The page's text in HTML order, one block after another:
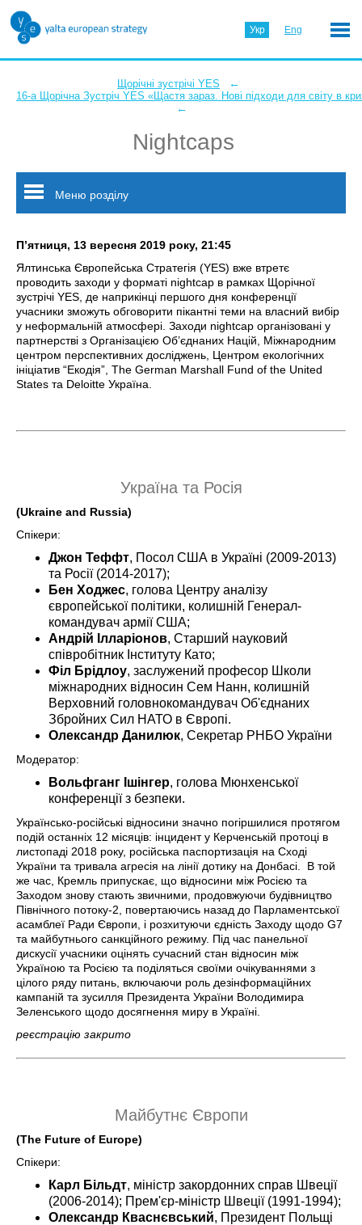
Укр Eng
Щорічні зустрічі YES ←
16-а Щорічна Зустріч YES «Щастя зараз. Нові підходи для світу в
←
Nightcaps
Меню розділу
П’ятниця, 13 вересня 2019 року, 21:45
Ялтинська Європейська Стратегія (YES) вже втретє
проводить заходи у форматі nightcap в рамках Щорічної
зустрічі YES, де наприкінці першого дня конференції
учасники зможуть обговорити пікантні теми на власний вибір
у неформальній атмосфері. Заходи nightcap організовані у
партнерстві з Організацією Об’єднаних Націй, Міжнародним
центром перспективних досліджень, Центром екологічних
ініціатив “Екодія”, The German Marshall Fund of the United
States та Deloitte Україна.
Україна та Росія
(Ukraine and Russia)
Спікери:
Джон Теффт, Посол США в Україні (2009-2013)
та Росії (2014-2017);
Бен Ходжес, голова Центру аналізу
європейської політики, колишній Генерал-
командувач армії США;
Андрій Ілларіонов, Старший науковий
співробітник Інституту Като;
Філ Брідлоу, заслужений професор Школи
міжнародних відносин Сем Нанн, колишній
Верховний головнокомандувач Об'єднаних
Збройних Сил НАТО в Європі.
Олександр Данилюк, Секретар РНБО України
Модератор:
Вольфганг Ішінгер, голова Мюнхенської
конференції з безпеки.
Українсько-російські відносини значно погіршилися протягом
подій останніх 12 місяців: інцидент у Керченській протоці в
листопаді 2018 року, російська паспортизація на Сході
України та тривала агресія на лінії дотику на Донбасі. В той
же час, Кремль припускає, що відносини між Росією та
Заходом знову стають звичними, продовжуючи будівництво
Північного потоку-2, повертаючись назад до Парламентської
асамблеї Ради Європи, і розхитуючи єдність Заходу щодо G7
та майбутнього санкційного режиму. Під час панельної
дискусії учасники оцінять сучасний стан відносин між
Україною та Росією та поділяться своїми очікуваннями з
цілого ряду питань, включаючи роль дезінформаційних
кампаній та зусилля Президента України Володимира
Зеленського щодо досягнення миру в Україні.
реєстрацію закрито
Майбутнє Європи
(The Future of Europe)
Спікери:
Карл Більдт, міністр закордонних справ Швеції
(2006-2014); Прем'єр-міністр Швеції (1991-1994);
Олександр Кваснєвський, Президент Польщі